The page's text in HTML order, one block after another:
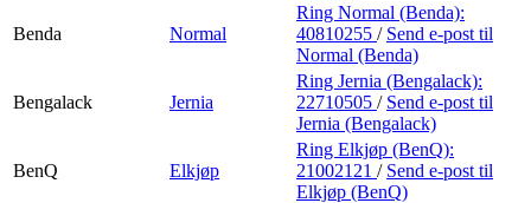
Benda Normal
Ring Normal (Benda):
40810255 / Send e-post til
Normal (Benda)
Bengalack Jernia
Ring Jernia (Bengalack):
22710505 / Send e-post til
Jernia (Bengalack)
BenQ Elkjøp
Ring Elkjøp (BenQ):
21002121 / Send e-post til
Elkjøp (BenQ)